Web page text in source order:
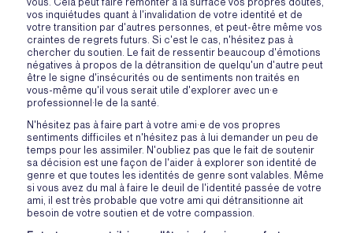
vos inquiétudes quant à l'invalidation de votre identité et de
votre transition par d'autres personnes, et peut-être même vos
craintes de regrets futurs. Si c'est le cas, n'hésitez pas à
chercher du soutien. Le fait de ressentir beaucoup d'émotions
négatives à propos de la détransition de quelqu'un d'autre peut
être le signe d'insécurités ou de sentiments non traités en
vous-même qu'il vous serait utile d'explorer avec un·e
professionnel·le de la santé.
N'hésitez pas à faire part à votre ami·e de vos propres
sentiments difficiles et n'hésitez pas à lui demander un peu de
temps pour les assimiler. N'oubliez pas que le fait de soutenir
sa décision est une façon de l'aider à explorer son identité de
genre et que toutes les identités de genre sont valables. Même
si vous avez du mal à faire le deuil de l'identité passée de votre
ami, il est très probable que votre ami qui détransitionne ait
besoin de votre soutien et de votre compassion.